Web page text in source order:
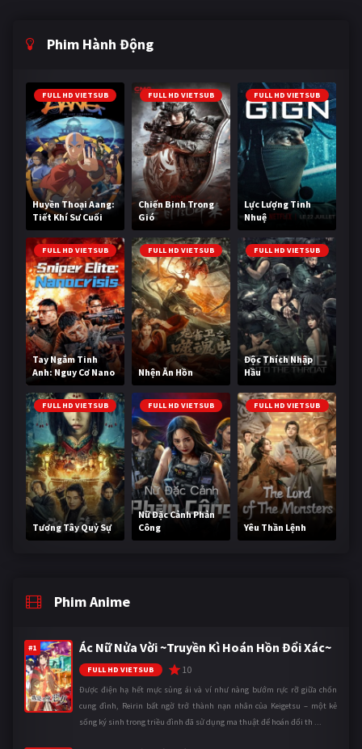
Phim Hành Động
FULL HD VIETSUB
Huyền Thoại Aang:
Tiết Khí Sư Cuối
Cùng
FULL HD VIETSUB
Chiến Binh Trong
Gió
FULL HD VIETSUB
Lực Lượng Tinh
Nhuệ
FULL HD VIETSUB
Tay Ngắm Tinh
Anh: Nguy Cơ Nano
FULL HD VIETSUB
Nhện Ăn Hồn
FULL HD VIETSUB
Độc Thích Nhập
Hầu
FULL HD VIETSUB
Tương Tây Quỷ Sự
FULL HD VIETSUB
Nữ Đặc Cảnh Phản
Công
FULL HD VIETSUB
Yêu Thần Lệnh
Phim Anime
#1 Ác Nữ Nửa Vời ~Truyền Kì Hoán Hồn Đổi Xác~
FULL HD VIETSUB 10
Được điện hạ hết mực sủng ái và ví như nàng bướm rực rỡ giữa chốn
cung đình, Reirin bất ngờ trở thành nạn nhân của Keigetsu – một kẻ
sống ký sinh trong triều đình đã sử dụng ma thuật để hoán đổi th ...